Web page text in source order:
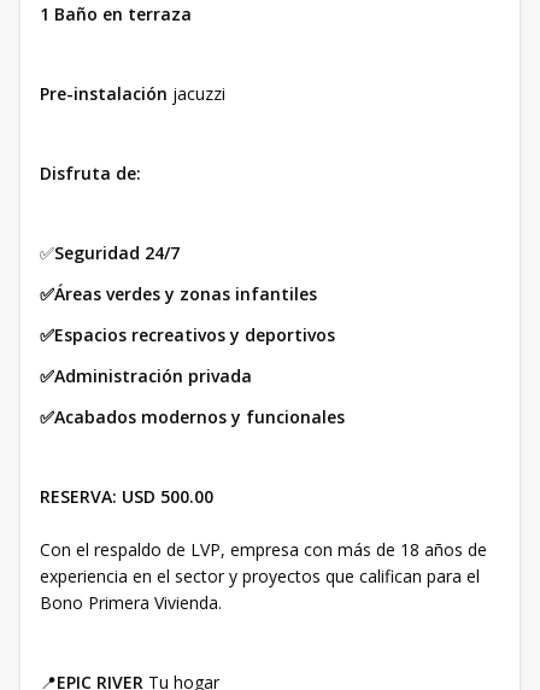
1 Baño en terraza
Pre-instalación jacuzzi
Disfruta de:
✅Seguridad 24/7
✅Áreas verdes y zonas infantiles
✅Espacios recreativos y deportivos
✅Administración privada
✅Acabados modernos y funcionales
RESERVA: USD 500.00
Con el respaldo de LVP, empresa con más de 18 años de
experiencia en el sector y proyectos que califican para el
Bono Primera Vivienda.
📍EPIC RIVER Tu hogar